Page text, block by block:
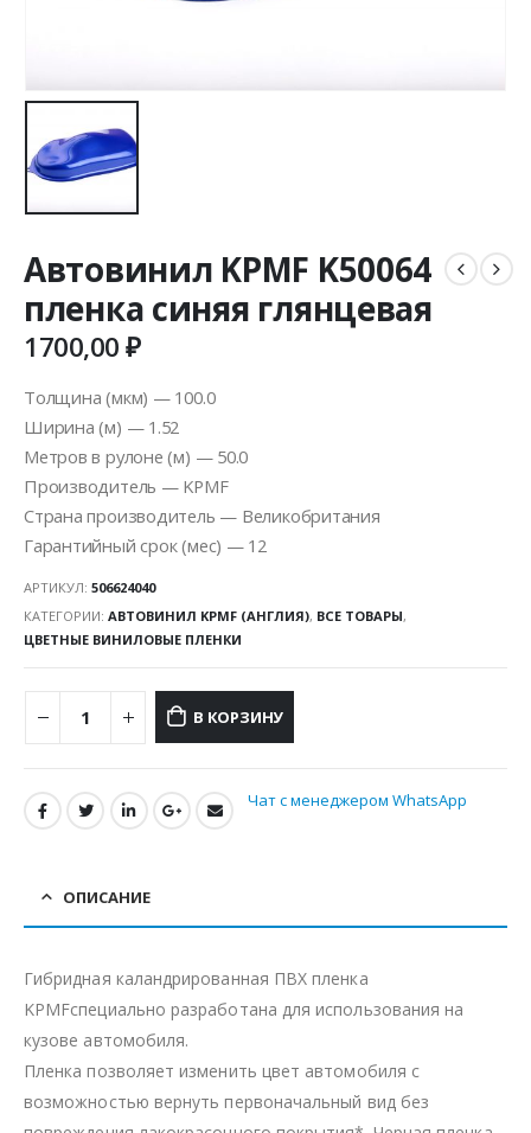
Автовинил KPMF K50064
пленка синяя глянцевая
1700,00₽
Толщина (мкм) — 100.0
Ширина (м) — 1.52
Метров в рулоне (м) — 50.0
Производитель — KPMF
Страна производитель — Великобритания
Гарантийный срок (мес) — 12
АРТИКУЛ: 506624040
КАТЕГОРИИ: АВТОВИНИЛ KPMF (АНГЛИЯ), ВСЕ ТОВАРЫ,
ЦВЕТНЫЕ ВИНИЛОВЫЕ ПЛЕНКИ
В КОРЗИНУ
Чат с менеджером WhatsApp
ОПИСАНИЕ
Гибридная каландрированная ПВХ пленка
KPMFспециально разработана для использования на
кузове автомобиля.
Пленка позволяет изменить цвет автомобиля с
возможностью вернуть первоначальный вид без